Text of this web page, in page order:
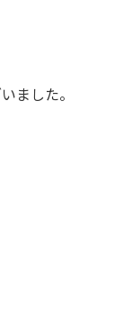
ました。